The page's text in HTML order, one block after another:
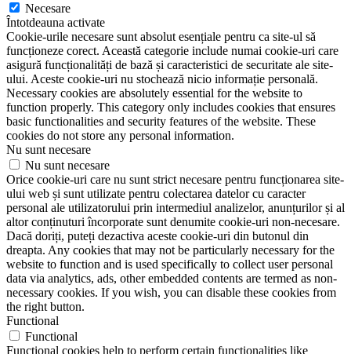
Necesare
Întotdeauna activate
Cookie-urile necesare sunt absolut esențiale pentru ca site-ul să
funcționeze corect. Această categorie include numai cookie-uri care
asigură funcționalități de bază și caracteristici de securitate ale site-
ului. Aceste cookie-uri nu stochează nicio informație personală.
Necessary cookies are absolutely essential for the website to
function properly. This category only includes cookies that ensures
basic functionalities and security features of the website. These
cookies do not store any personal information.
Nu sunt necesare
Nu sunt necesare
Orice cookie-uri care nu sunt strict necesare pentru funcționarea site-
ului web și sunt utilizate pentru colectarea datelor cu caracter
personal ale utilizatorului prin intermediul analizelor, anunțurilor și al
altor conținuturi încorporate sunt denumite cookie-uri non-necesare.
Dacă doriți, puteți dezactiva aceste cookie-uri din butonul din
dreapta. Any cookies that may not be particularly necessary for the
website to function and is used specifically to collect user personal
data via analytics, ads, other embedded contents are termed as non-
necessary cookies. If you wish, you can disable these cookies from
the right button.
Functional
Functional
Functional cookies help to perform certain functionalities like